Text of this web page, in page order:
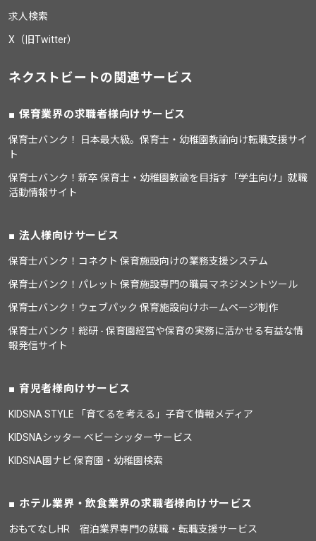
求人検索
X（旧Twitter）
ネクストビートの関連サービス
保育業界の求職者様向けサービス
保育士バンク！ 日本最大級。保育士・幼稚園教諭向け転職支援サイ
ト
保育士バンク！新卒 保育士・幼稚園教諭を目指す「学生向け」就職
活動情報サイト
法人様向けサービス
保育士バンク！コネクト 保育施設向けの業務支援システム
保育士バンク！パレット 保育施設専門の職員マネジメントツール
保育士バンク！ウェブパック 保育施設向けホームページ制作
保育士バンク！総研 - 保育園経営や保育の実務に活かせる有益な情
報発信サイト
育児者様向けサービス
KIDSNA STYLE 「育てるを考える」子育て情報メディア
KIDSNAシッター ベビーシッターサービス
KIDSNA園ナビ 保育園・幼稚園検索
ホテル業界・飲食業界の求職者様向けサービス
おもてなしHR 宿泊業界専門の就職・転職支援サービス